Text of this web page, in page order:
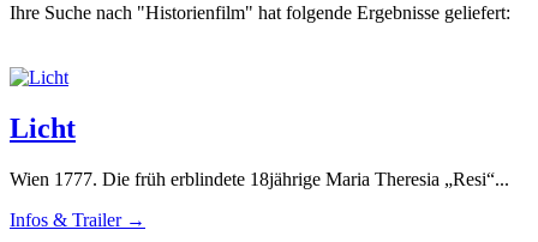
Ihre Suche nach "Historienfilm" hat folgende Ergebnisse geliefert:
Licht
Wien 1777. Die früh erblindete 18jährige Maria Theresia „Resi“...
Infos & Trailer →